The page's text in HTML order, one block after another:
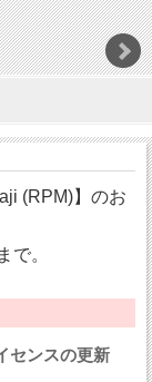
(RPM)】のお
で。
センスの更新